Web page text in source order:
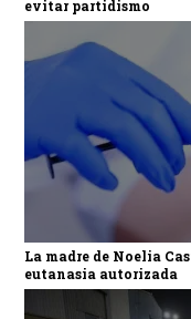
evitar partidismo
La madre de Noelia
eutanasia autorizada